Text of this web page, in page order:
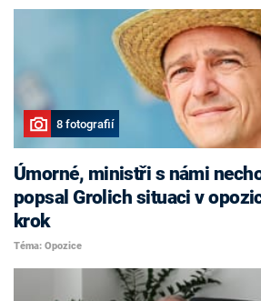
8 fotografií
Úmorné, ministři s námi
popsal Grolich situaci v
krok
Téma: Opozice